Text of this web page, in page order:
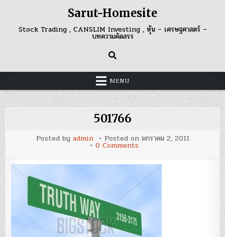
content
Sarut-Homesite
Stock Trading , CANSLIM Investing , หุ้น – เศรษฐศาสตร์ –
บทความคัดสรร
MENU
501766
Posted by admin Posted on มกราคม 2, 2011
0 Commentson